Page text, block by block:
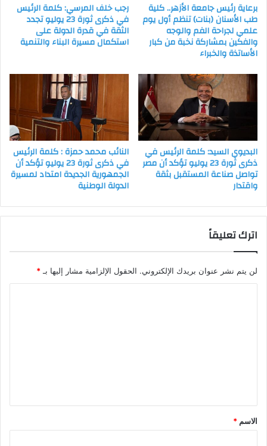
برعاية رئيس جامعة الأزهر.. كلية
طب الأسنان (بنات) تنظم أول يوم
علمي لجراحة الفم والوجه
والفكين بمشاركة نخبة من كبار
الأساتذة والخبراء
رجب خلف المرسي: كلمة الرئيس
في ذكرى ثورة 23 يوليو تجدد
الثقة في قدرة الدولة على
استكمال مسيرة البناء والتنمية
البديوي السيد: كلمة الرئيس في
ذكرى ثورة 23 يوليو تؤكد أن مصر
تواصل صناعة المستقبل بثقة
واقتدار
النائب محمد حمزة : كلمة الرئيس
في ذكرى ثورة 23 يوليو تؤكد أن
الجمهورية الجديدة امتداد لمسيرة
الدولة الوطنية
اترك تعليقاً
لن يتم نشر عنوان بريدك الإلكتروني. الحقول الإلزامية مشار إليها بـ*
*
الاسم *